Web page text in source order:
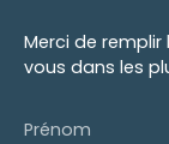
Merci de
vous dans les
Prénom